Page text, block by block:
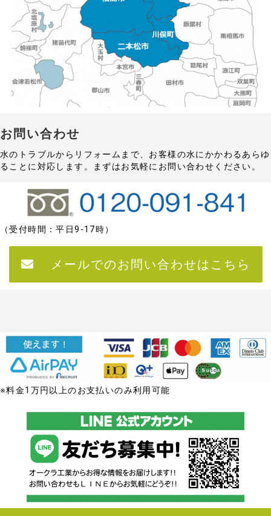
お問い合わせ
水のトラブルからリフォームまで、お客様の水にかかわるあらゆ
ることに対応します。まずはお気軽にお問い合わせください。
（受付時間：平日9‐17時）
メールでのお問い合わせはこちら
※料金1万円以上のお支払いのみ利用可能